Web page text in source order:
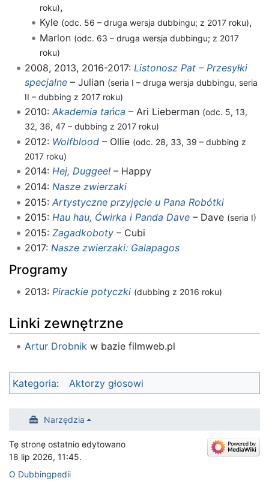
roku),
Kyle (odc. 56 – druga wersja dubbingu; z 2017 roku),
Marlon (odc. 63 – druga wersja dubbingu; z 2017
roku)
2008, 2013, 2016-2017: Listonosz Pat – Przesyłki
specjalne– Julian (seria I – druga wersja dubbingu, seria
II – dubbing z 2017 roku)
2010: Akademia tańca – Ari Lieberman (odc. 5, 13,
32, 36, 47 – dubbing z 2017 roku)
2012: Wolfblood– Ollie (odc. 28, 33, 39 – dubbing z
2017 roku)
2014: Hej, Duggee!– Happy
2014: Nasze zwierzaki
2015: Artystyczne przyjęcie u Pana Robótki
2015: Hau hau, Ćwirka i Panda Dave– Dave (seria I)
2015: Zagadkoboty– Cubi
2017: Nasze zwierzaki: Galapagos
Programy
2013: Pirackie potyczki (dubbing z 2016 roku)
Linki zewnętrzne
Artur Drobnikw bazie filmweb.pl
Kategoria: Aktorzy głosowi
Narzędzia
Tę stronę ostatnio edytowano
18 lip 2026, 11:45.
O Dubbingpedii